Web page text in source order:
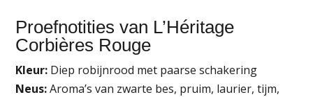
Proefnotities van L’Héritage
Corbières Rouge
Kleur: Diep robijnrood met paarse schakering
Neus:Aroma’s van zwarte bes, pruim, laurier, tijm,